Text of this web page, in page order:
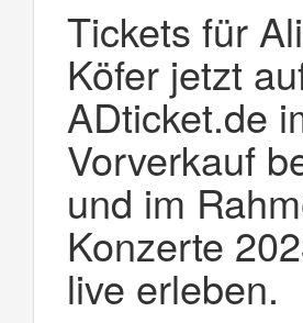
Tickets für
Köfer jetzt
ADticket.de
Vorverkauf
und im
Konzerte
live erleben.